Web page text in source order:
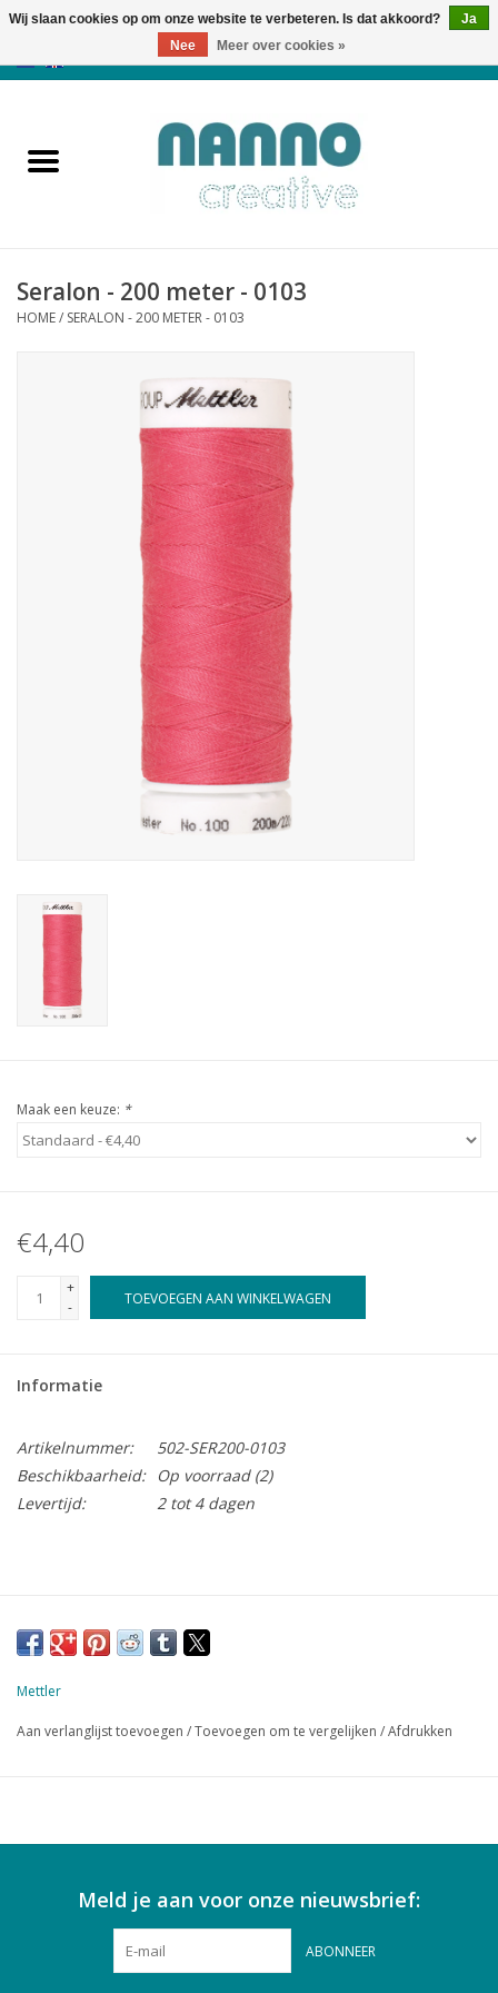
Producten
Nieuws
Seralon - 200 meter - 0103
HOME/ SERALON - 200 METER - 0103
Maak een keuze: *
€4,40
+
-
TOEVOEGEN AAN WINKELWAGEN
Informatie
Artikelnummer:
502-SER200-0103
Beschikbaarheid:
Op voorraad(2)
Levertijd:
2 tot 4 dagen
Mettler
Aan verlanglijst toevoegen /Toevoegen om te vergelijken /Afdrukken
Meld je aan voor onze nieuwsbrief:
ABONNEER
Wij slaan cookies op om onze website te verbeteren. Is dat akkoord?
Ja
Nee
Meer over cookies »